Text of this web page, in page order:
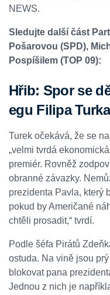
NEWS.
Sledujte další část
Pošarovou (SPD),
Pospíšilem (TOP 09):
Hřib: Spor se
egu Filipa Turka
Turek očekává, že se
„velmi tvrdá
premiér. Rovněž
obranné závazky.
prezidenta Pavla, který
pokud by Američané
chtěli prosadit,“ tvrdí.
Podle šéfa Pirátů
ostuda. Na vině jsou
blokovat pana
Jednou z nich je